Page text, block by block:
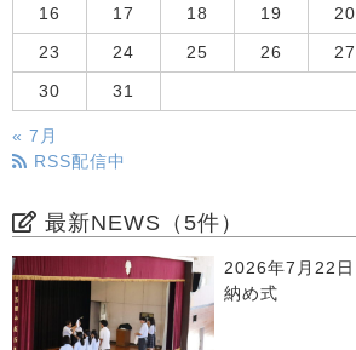
16 17 18 19 20
23 24 25 26 27
30 31
« 7月
RSS配信中
最新NEWS（5件）
2026年7月22日
納め式